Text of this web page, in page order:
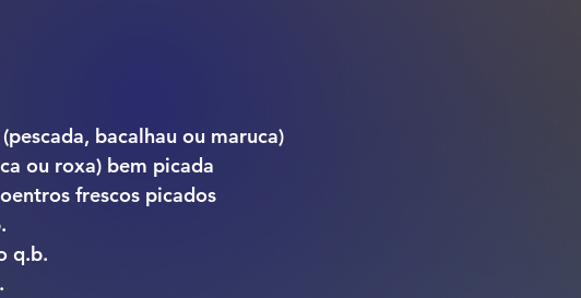
bacalhau ou maruca)
ou roxa) bem picada
frescos picados
q.b.